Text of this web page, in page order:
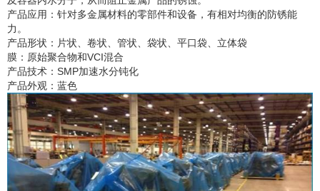
产品应用：针对多金属材料的零部件和设备，有相对均衡的防锈能
力。
产品形状：片状、卷状、管状、袋状、平口袋、立体袋
膜：原始聚合物和VCI混合
产品技术：SMP加速水分钝化
产品外观：蓝色